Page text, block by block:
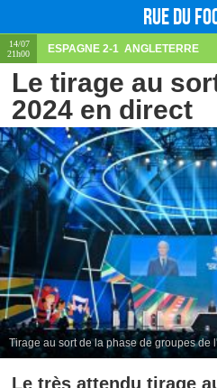
Rue du
14/07
21h00
ESPAGNE 2-1 ANGLETERRE
Le tirage au
2024 en direct
Tirage au sort de la phase de groupes de
Le très attendu tirage